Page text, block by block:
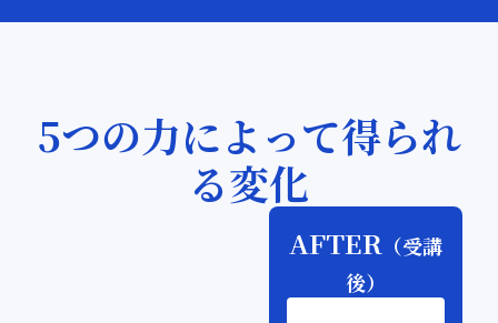
5つの力によって得られ
る変化
AFTER （受講
後）